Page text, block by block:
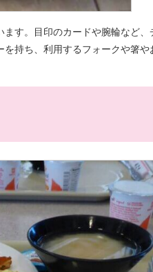
す。目印のカードや腕輪など
持ち、利用するフォークや箸